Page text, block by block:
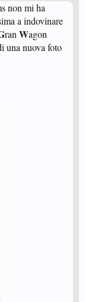
non mi ha
a indovinare
ran Wagon
una nuova foto